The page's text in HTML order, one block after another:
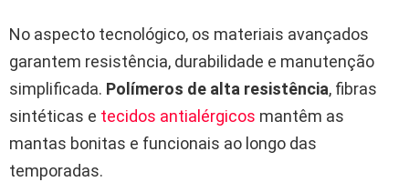
No aspecto tecnológico, os materiais avançados
garantem resistência, durabilidade e manutenção
simplificada. Polímeros de alta resistência, fibras
sintéticas e tecidos antialérgicos mantêm as
mantas bonitas e funcionais ao longo das
temporadas.